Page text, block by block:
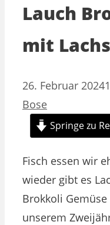
Lauch
mit
26. Februar 2024
Bose
Springe zu
Fisch essen wir
wieder gibt es
Brokkoli
unserem